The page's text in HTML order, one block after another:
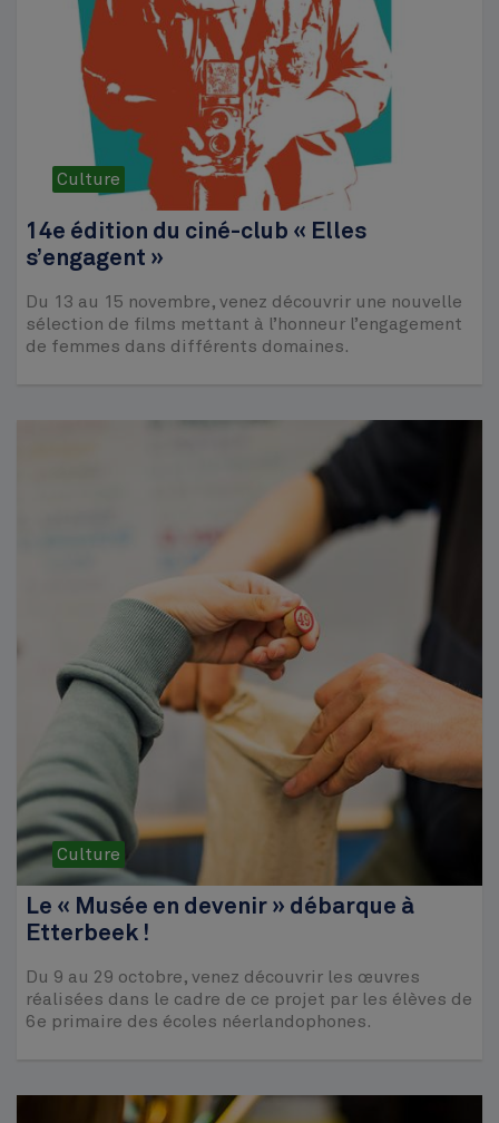
Culture
14e édition du ciné-club « Elles
s’engagent »
Du 13 au 15 novembre, venez découvrir une nouvelle
sélection de films mettant à l’honneur l’engagement
de femmes dans différents domaines.
Culture
Le « Musée en devenir » débarque à
Etterbeek !
Du 9 au 29 octobre, venez découvrir les œuvres
réalisées dans le cadre de ce projet par les élèves de
6e primaire des écoles néerlandophones.